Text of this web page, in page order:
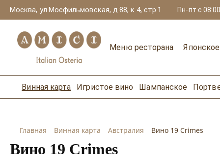
Москва, ул.Мосфильмовская, д.88, к.4, стр.1 Пн-пт с
Меню ресторана
Винная карта Игристое вино Шампанское
Главная Винная карта Австралия Вино 19 Crimes
Вино 19 Crimes